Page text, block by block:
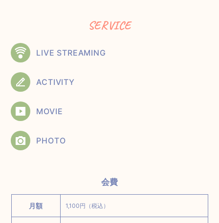
SERVICE
LIVE STREAMING
ACTIVITY
MOVIE
PHOTO
会費
月額 1,100円（税込）